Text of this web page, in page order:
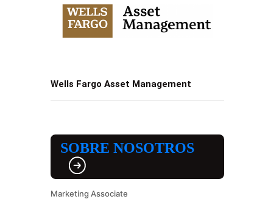
Wells Fargo Asset Management
SOBRE NOSOTROS
Marketing Associate